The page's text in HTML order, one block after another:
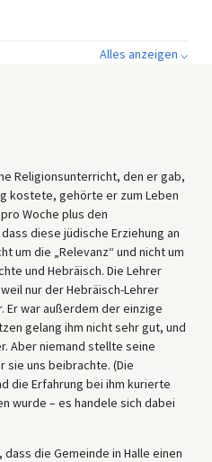
Alles anzeigen ⌵
Religionsunterricht, den er gab,
kostete, gehörte er zum Leben
Woche plus den
diese jüdische Erziehung an
um die „Relevanz“ und nicht um
und Hebräisch. Die Lehrer
nur der Hebräisch-Lehrer
Er war außerdem der einzige
gelang ihm nicht sehr gut, und
Aber niemand stellte seine
sie uns beibrachte. (Die
die Erfahrung bei ihm kurierte
wurde – es handele sich dabei
die Gemeinde in Halle einen